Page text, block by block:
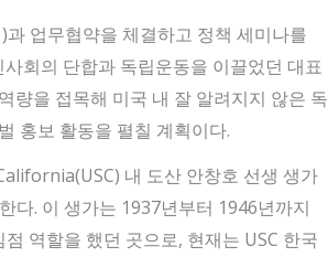
업무협약을 체결하고 정책 세미나를
회의 단합과 독립운동을 이끌었던 대표
량을 접목해 미국 내 잘 알려지지 않은 독
홍보 활동을 펼칠 계획이다.
내 도산 안창호 선생 생가
다. 이 생가는 1937년부터 1946년까지
역할을 했던 곳으로, 현재는 USC 한국